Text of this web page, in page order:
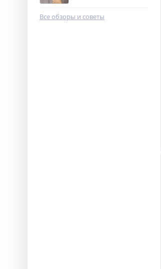
Все обзоры и советы